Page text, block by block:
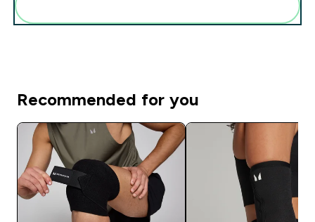
Recommended for you